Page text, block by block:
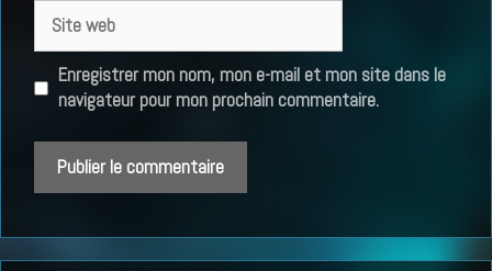
web
Enregistrer mon nom, mon e-mail et mon site dans le
navigateur pour mon prochain commentaire.